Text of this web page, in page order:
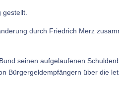
gestellt.
durch Friedrich Merz
seinen aufgelaufenen
Bürgergeldempfängern über die